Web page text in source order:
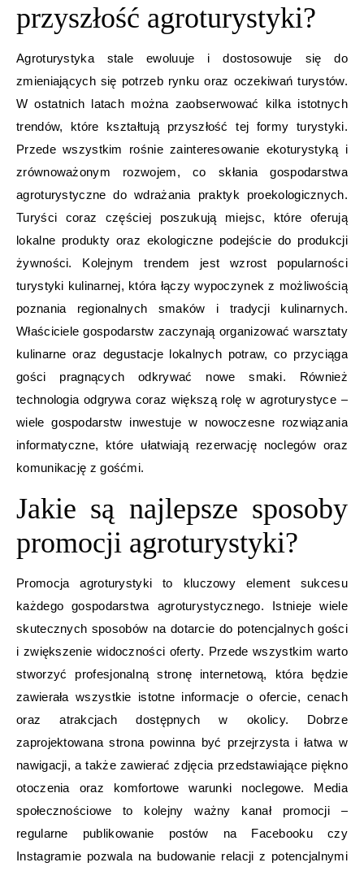
przyszłość agroturystyki?
Agroturystyka stale ewoluuje i dostosowuje się do
zmieniających się potrzeb rynku oraz oczekiwań turystów.
W ostatnich latach można zaobserwować kilka istotnych
trendów, które kształtują przyszłość tej formy turystyki.
Przede wszystkim rośnie zainteresowanie ekoturystyką i
zrównoważonym rozwojem, co skłania gospodarstwa
agroturystyczne do wdrażania praktyk proekologicznych.
Turyści coraz częściej poszukują miejsc, które oferują
lokalne produkty oraz ekologiczne podejście do produkcji
żywności. Kolejnym trendem jest wzrost popularności
turystyki kulinarnej, która łączy wypoczynek z możliwością
poznania regionalnych smaków i tradycji kulinarnych.
Właściciele gospodarstw zaczynają organizować warsztaty
kulinarne oraz degustacje lokalnych potraw, co przyciąga
gości pragnących odkrywać nowe smaki. Również
technologia odgrywa coraz większą rolę w agroturystyce –
wiele gospodarstw inwestuje w nowoczesne rozwiązania
informatyczne, które ułatwiają rezerwację noclegów oraz
komunikację z gośćmi.
Jakie są najlepsze sposoby
promocji agroturystyki?
Promocja agroturystyki to kluczowy element sukcesu
każdego gospodarstwa agroturystycznego. Istnieje wiele
skutecznych sposobów na dotarcie do potencjalnych gości
i zwiększenie widoczności oferty. Przede wszystkim warto
stworzyć profesjonalną stronę internetową, która będzie
zawierała wszystkie istotne informacje o ofercie, cenach
oraz atrakcjach dostępnych w okolicy. Dobrze
zaprojektowana strona powinna być przejrzysta i łatwa w
nawigacji, a także zawierać zdjęcia przedstawiające piękno
otoczenia oraz komfortowe warunki noclegowe. Media
społecznościowe to kolejny ważny kanał promocji –
regularne publikowanie postów na Facebooku czy
Instagramie pozwala na budowanie relacji z potencjalnymi